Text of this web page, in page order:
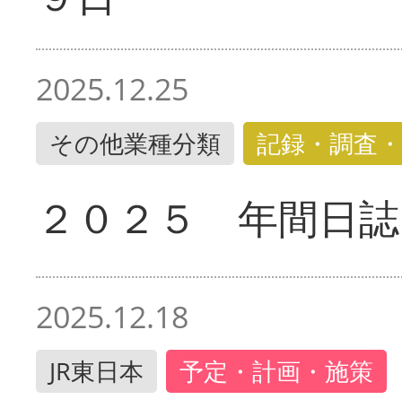
2025.12.25
その他業種分類 記録・調査
２０２５ 年間日誌
2025.12.18
JR東日本 予定・計画・施策